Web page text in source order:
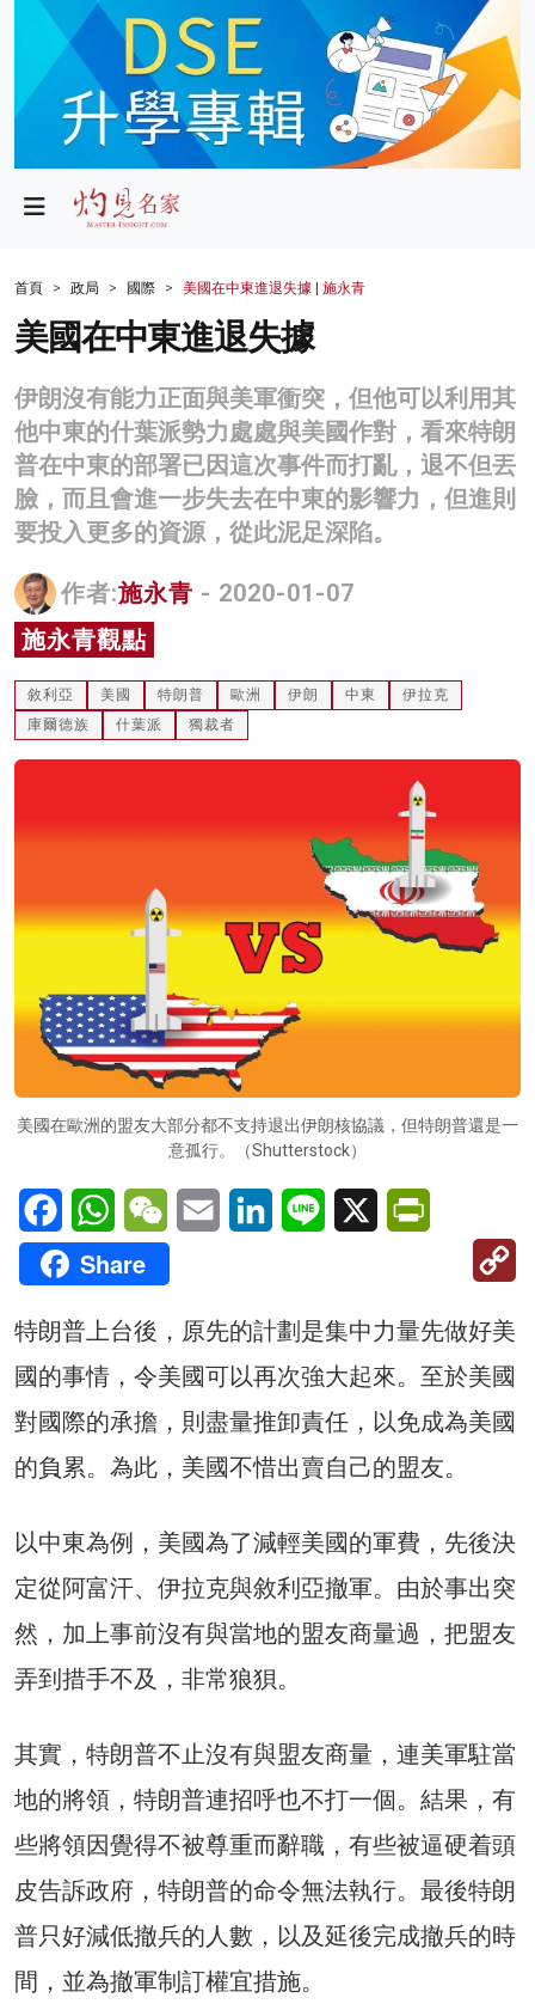
政局
財經
生活
商業
科技
影片
名家榜
灼見活動
首頁 政局 國際 美國在中東進退失據 | 施永青
美國在中東進退失據
伊朗沒有能力正面與美軍衝突，但他可以利用其
他中東的什葉派勢力處處與美國作對，看來特朗
普在中東的部署已因這次事件而打亂，退不但丟
臉，而且會進一步失去在中東的影響力，但進則
要投入更多的資源，從此泥足深陷。
作者:施永青 - 2020-01-07
施永青觀點
敘利亞 美國 特朗普 歐洲 伊朗 中東
伊拉克
庫爾德族
什葉派 獨裁者
美國在歐洲的盟友大部分都不支持退出伊朗核協議，但特朗普還是一
意孤行。（Shutterstock）
FacebookWhatsAppWeChatEmail LinkedInLine X
Share
特朗普上台後，原先的計劃是集中力量先做好美
國的事情，令美國可以再次強大起來。至於美國
對國際的承擔，則盡量推卸責任，以免成為美國
的負累。為此，美國不惜出賣自己的盟友。
以中東為例，美國為了減輕美國的軍費，先後決
定從阿富汗、伊拉克與敘利亞撤軍。由於事出突
然，加上事前沒有與當地的盟友商量過，把盟友
弄到措手不及，非常狼狽。
其實，特朗普不止沒有與盟友商量，連美軍駐當
地的將領，特朗普連招呼也不打一個。結果，有
些將領因覺得不被尊重而辭職，有些被逼硬着頭
皮告訴政府，特朗普的命令無法執行。最後特朗
普只好減低撤兵的人數，以及延後完成撤兵的時
間，並為撤軍制訂權宜措施。